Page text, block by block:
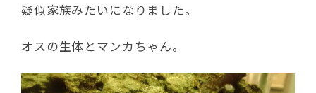
疑似家族みたいになりました。
オスの生体とマンカちゃん。